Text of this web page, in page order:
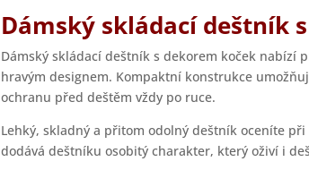
Dámský skládací deštník
Dámský skládací deštník s dekorem koček nabízí
hravým designem. Kompaktní konstrukce
ochranu před deštěm vždy po ruce.
Lehký, skladný a přitom odolný deštník oceníte
dodává deštníku osobitý charakter, který oživí i